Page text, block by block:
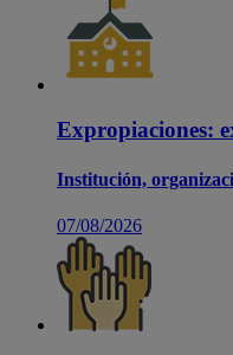
Expropiaciones:
Institución,
07/08/2026